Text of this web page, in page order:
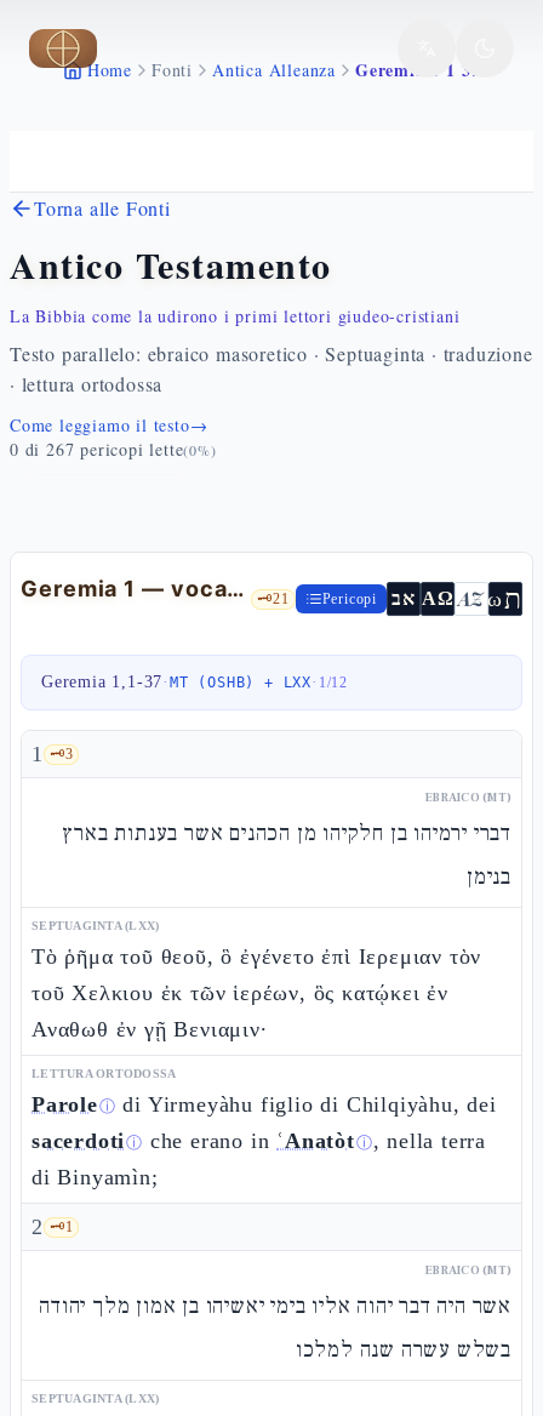
Vai al contenuto principale
Home Fonti Antica Alleanza Geremia 1 1 37
Torna alle Fonti
Antico Testamento
La Bibbia come la udirono i primi lettori giudeo-cristiani
Testo parallelo: ebraico masoretico · Septuaginta · traduzione
· lettura ortodossa
Come leggiamo il testo→
0 di 267 pericopi lette(0%)
Geremia 1 — vocazione (TM) vs atto d'accusa (LXX): la cucitura cap.1/2 🗝️21 Pericopi אב ΑΩ AZωת
Geremia 1,1-37·MT (OSHB) + LXX· 1/12
1 🗝️3
EBRAICO (MT)
דברי ירמיהו בן חלקיהו מן הכהנים אשר בענתות בארץ
בנימן
SEPTUAGINTA (LXX)
Τὸ ῥῆμα τοῦ θεοῦ, ὃ ἐγένετο ἐπὶ Ιερεμιαν τὸν
τοῦ Χελκιου ἐκ τῶν ἱερέων, ὃς κατῴκει ἐν
Αναθωθ ἐν γῇ Βενιαμιν·
LETTURA ORTODOSSA
Paroleⓘ di Yirmeyàhu figlio di Chilqiyàhu, dei
sacerdotiⓘ che erano in ʿAnatòtⓘ, nella terra
di Binyamìn;
2 🗝️1
EBRAICO (MT)
אשר היה דבר יהוה אליו בימי יאשיהו בן אמון מלך יהודה
בשלש עשרה שנה למלכו
SEPTUAGINTA (LXX)